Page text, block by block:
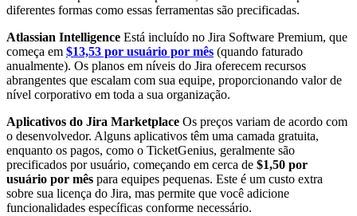
diferentes formas como essas ferramentas são precificadas.
Atlassian Intelligence Está incluído no Jira Software Premium, que
começa em $13,53 por usuário por mês (quando faturado
anualmente). Os planos em níveis do Jira oferecem recursos
abrangentes que escalam com sua equipe, proporcionando valor de
nível corporativo em toda a sua organização.
Aplicativos do Jira Marketplace Os preços variam de acordo com
o desenvolvedor. Alguns aplicativos têm uma camada gratuita,
enquanto os pagos, como o TicketGenius, geralmente são
precificados por usuário, começando em cerca de $1,50 por
usuário por mês para equipes pequenas. Este é um custo extra
sobre sua licença do Jira, mas permite que você adicione
funcionalidades específicas conforme necessário.